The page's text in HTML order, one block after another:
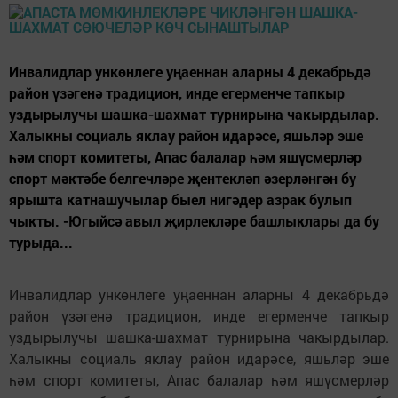
Инвалидлар ункөнлеге уңаеннан аларны 4 декабрьдә
район үзәгенә традицион, инде егерменче тапкыр
уздырылучы шашка-шахмат турнирына чакырдылар.
Халыкны социаль яклау район идарәсе, яшьләр эше
һәм спорт комитеты, Апас балалар һәм яшүсмерләр
спорт мәктәбе белгечләре җентекләп әзерләнгән бу
ярышта катнашучылар быел нигәдер азрак булып
чыкты. -Югыйсә авыл җирлекләре башлыклары да бу
турыда...
Инвалидлар ункөнлеге уңаеннан аларны 4 декабрьдә
район үзәгенә традицион, инде егерменче тапкыр
уздырылучы шашка-шахмат турнирына чакырдылар.
Халыкны социаль яклау район идарәсе, яшьләр эше
һәм спорт комитеты, Апас балалар һәм яшүсмерләр